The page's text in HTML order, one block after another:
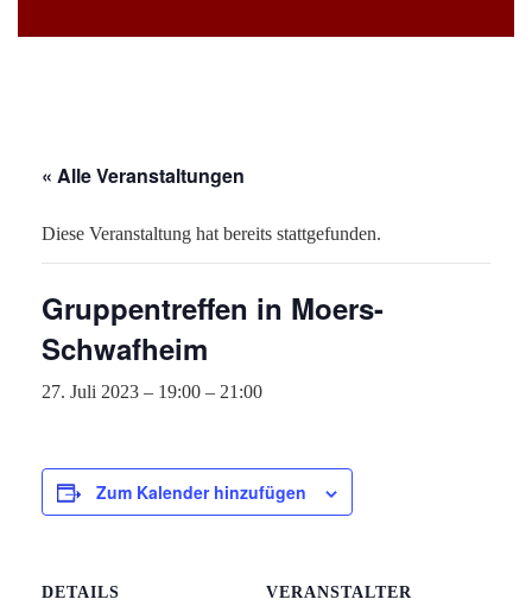
« Alle Veranstaltungen
Diese Veranstaltung hat bereits stattgefunden.
Gruppentreffen in Moers-
Schwafheim
27. Juli 2023 – 19:00 – 21:00
Zum Kalender hinzufügen
DETAILS VERANSTALTER